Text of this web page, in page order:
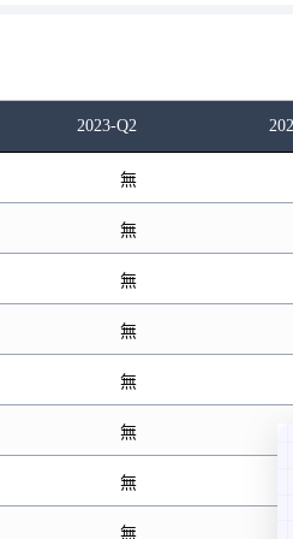
2023-Q2
無
無
無
無
無
無
無
無